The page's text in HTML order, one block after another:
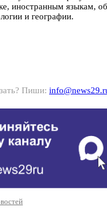
иностранным языкам,
и географии.
Пиши: